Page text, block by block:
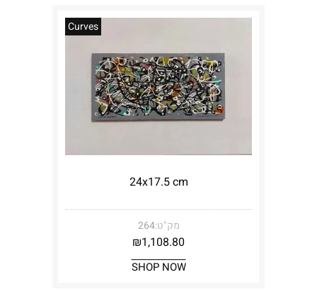
Curves
24x17.5 cm
מק"ט:264
₪1,108.80
SHOP NOW